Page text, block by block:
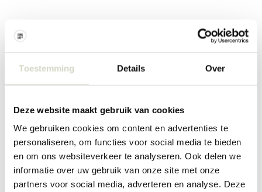
Toestemming Details Over
Deze website maakt gebruik van cookies
We gebruiken cookies om content en advertenties te
personaliseren, om functies voor social media te bieden
en om ons websiteverkeer te analyseren. Ook delen we
informatie over uw gebruik van onze site met onze
partners voor social media, adverteren en analyse. Deze
De Taverna serie van Broste Copenhagen bestaat uit
verschillende items. Allemaal gemaakt van aardewerk. De Broste
Afmeting Ø24x12,5cm
Afmeting: diameter 24 x hoogte 12,5cm
Kleur: groen
PRODUCTSPECIFICATIES